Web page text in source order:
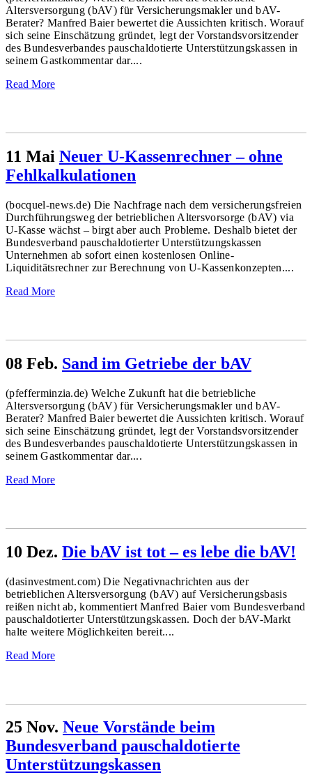
Altersversorgung (bAV) für Versicherungsmakler und bAV-
Berater? Manfred Baier bewertet die Aussichten kritisch. Worauf
sich seine Einschätzung gründet, legt der Vorstandsvorsitzender
des Bundesverbandes pauschaldotierte Unterstützungskassen in
seinem Gastkommentar dar....
Read More
11 Mai Neuer U-Kassenrechner – ohne
Fehlkalkulationen
(bocquel-news.de) Die Nachfrage nach dem versicherungsfreien
Durchführungsweg der betrieblichen Altersvorsorge (bAV) via
U-Kasse wächst – birgt aber auch Probleme. Deshalb bietet der
Bundesverband pauschaldotierter Unterstützungskassen
Unternehmen ab sofort einen kostenlosen Online-
Liquiditätsrechner zur Berechnung von U-Kassenkonzepten....
Read More
08 Feb. Sand im Getriebe der bAV
(pfefferminzia.de) Welche Zukunft hat die betriebliche
Altersversorgung (bAV) für Versicherungsmakler und bAV-
Berater? Manfred Baier bewertet die Aussichten kritisch. Worauf
sich seine Einschätzung gründet, legt der Vorstandsvorsitzender
des Bundesverbandes pauschaldotierte Unterstützungskassen in
seinem Gastkommentar dar....
Read More
10 Dez. Die bAV ist tot – es lebe die bAV!
(dasinvestment.com) Die Negativnachrichten aus der
betrieblichen Altersversorgung (bAV) auf Versicherungsbasis
reißen nicht ab, kommentiert Manfred Baier vom Bundesverband
pauschaldotierter Unterstützungskassen. Doch der bAV-Markt
halte weitere Möglichkeiten bereit....
Read More
25 Nov. Neue Vorstände beim
Bundesverband pauschaldotierte
Unterstützungskassen